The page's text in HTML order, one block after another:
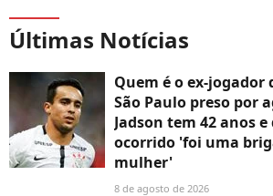
Últimas Notícias
Quem é o ex-jogador
São Paulo preso por
Jadson tem 42 anos e
ocorrido 'foi uma
mulher'
8 de agosto de 2026